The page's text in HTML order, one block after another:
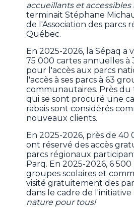
accueillants et accessibles
terminait Stéphane
de l'Association des parcs
Québec.
En 2025-2026, la Sépaq a
75 000 cartes annuelles à
pour l'accès aux parcs
l'accès à ses parcs à 63
communautaires. Près du
qui se sont procuré une
rabais sont considérés
nouveaux clients.
En 2025-2026, près de 40
ont réservé des accès
parcs régionaux
Parq. En 2025-2026, 6
groupes scolaires et
visité gratuitement des
dans le cadre de l'initiative
nature pour tous!